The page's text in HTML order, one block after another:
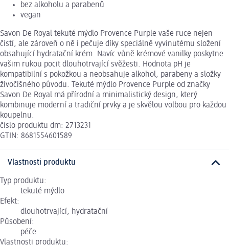
bez alkoholu a parabenů
vegan
Savon De Royal tekuté mýdlo Provence Purple vaše ruce nejen
čistí, ale zároveň o ně i pečuje díky speciálně vyvinutému složení
obsahující hydratační krém. Navíc vůně krémové vanilky poskytne
vašim rukou pocit dlouhotrvající svěžesti. Hodnota pH je
kompatibilní s pokožkou a neobsahuje alkohol, parabeny a složky
živočišného původu. Tekuté mýdlo Provence Purple od značky
Savon De Royal má přírodní a minimalistický design, který
kombinuje moderní a tradiční prvky a je skvělou volbou pro každou
koupelnu.
číslo produktu dm: 2713231
GTIN: 8681554601589
Vlastnosti produktu
Typ produktu:
tekuté mýdlo
Efekt:
dlouhotrvající, hydratační
Působení:
péče
Vlastnosti produktu: